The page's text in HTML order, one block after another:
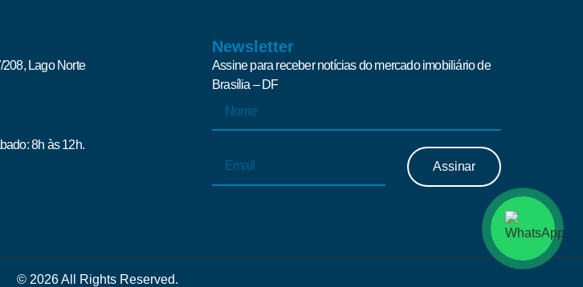
208, Lago Norte
8h às 12h.
Newsletter
Assine para receber notícias do mercado imobiliário de
Brasília – DF
Assinar
© 2026 All Rights Reserved.